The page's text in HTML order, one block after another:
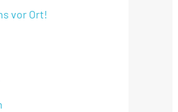
vor Ort!